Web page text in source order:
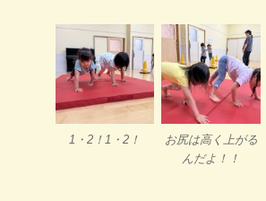
1・2！1・2！
お尻は高く上がる
んだよ！！